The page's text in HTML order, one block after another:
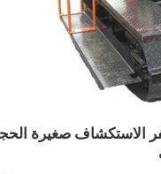
الاستكشاف صغيرة